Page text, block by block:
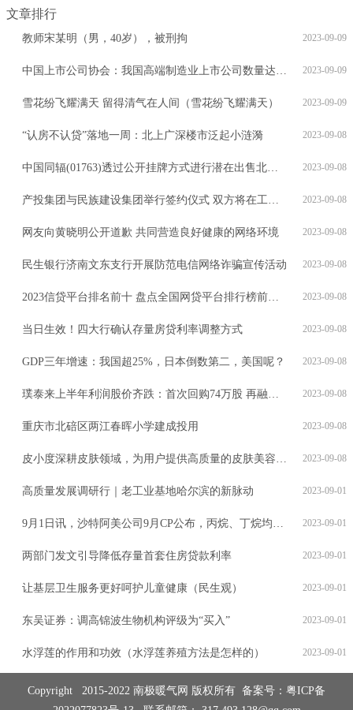
文章排行
2023-09-09
教师宋某明（男，40岁），被刑拘
2023-09-09
中国上市公司协会：我国高端制造业上市公司数量达到2021家
2023-09-09
雪花纷飞耀满天 留得清气在人间（雪花纷飞耀满天）
2023-09-08
“认房不认贷”落地一周：北上广深楼市泛起小涟漪
2023-09-08
中国同辐(01763)透过公开挂牌方式进行潜在出售北方所股权
2023-09-08
产投集团与民族建设集团举行签约仪式 双方将在工程建筑领域展开合作
2023-09-08
网友向黄晓明公开道歉 共同营造良好健康的网络环境
2023-09-08
民生银行济南文东支行开展防范电信网络诈骗宣传活动
2023-09-08
2023信贷平台排名前十 盘点全国网贷平台排行榜前十名
2023-09-08
当日生效！四大行确认存量房贷利率调整方式
2023-09-08
GDP三年增速：我国超25%，日本倒数第二，美国呢？
2023-09-08
璞泰来上半年利润股价齐跌：首次回购74万股 再融资或于9月中下旬启动发行
2023-09-08
重庆市北碚区两江春晖小学建成投用
2023-09-08
皮小度深耕皮肤领域，为用户提供高质量的皮肤美容服务
2023-09-01
高质量发展调研行｜老工业基地哈尔滨的新脉动
2023-09-01
9月1日讯，沙特阿美公司9月CP公布，丙烷、丁烷均有上调。丙烷为550美元/吨，较上月上调80美元/吨
2023-09-01
两部门发文引导降低存量首套住房贷款利率
2023-09-01
让基层卫生服务更好呵护儿童健康（民生观）
2023-09-01
东吴证券：调高锦波生物机构评级为“买入”
2023-09-01
水浮莲的作用和功效（水浮莲养殖方法是怎样的）
Copyright 2015-2022 南极暖气网 版权所有 备案号： 粤ICP备